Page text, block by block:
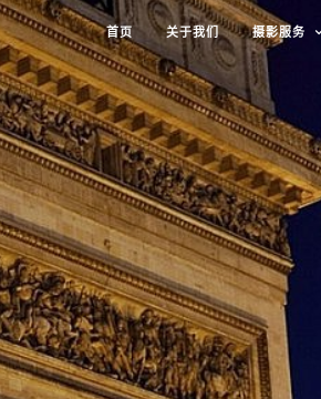
首页 关于我们 摄影服务